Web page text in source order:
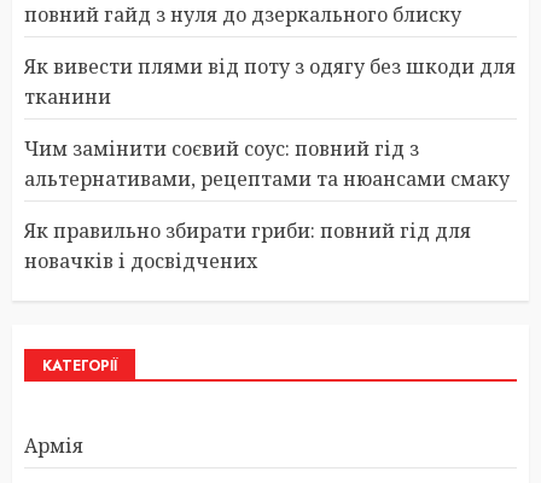
повний гайд з нуля до дзеркального блиску
Як вивести плями від поту з одягу без шкоди для
тканини
Чим замінити соєвий соус: повний гід з
альтернативами, рецептами та нюансами смаку
Як правильно збирати гриби: повний гід для
новачків і досвідчених
КАТЕГОРІЇ
Армія